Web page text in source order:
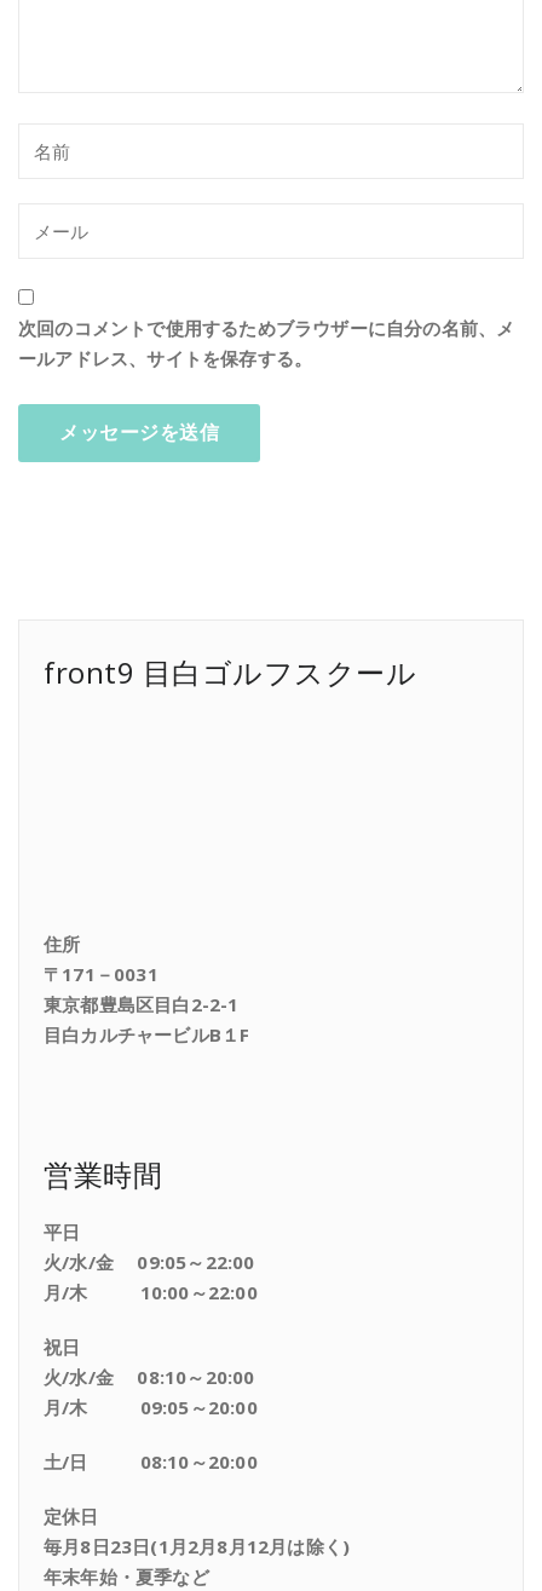
次回のコメントで使用するためブラウザーに自分の名前、メ
ールアドレス、サイトを保存する。
front9 目白ゴルフスクール
住所
〒171－0031
東京都豊島区目白2-2-1
目白カルチャービルB１F
営業時間
平日
火/水/金 09:05～22:00
月/木 10:00～22:00
祝日
火/水/金 08:10～20:00
月/木 09:05～20:00
土/日 08:10～20:00
定休日
毎月8日23日(1月2月8月12月は除く)
年末年始・夏季など